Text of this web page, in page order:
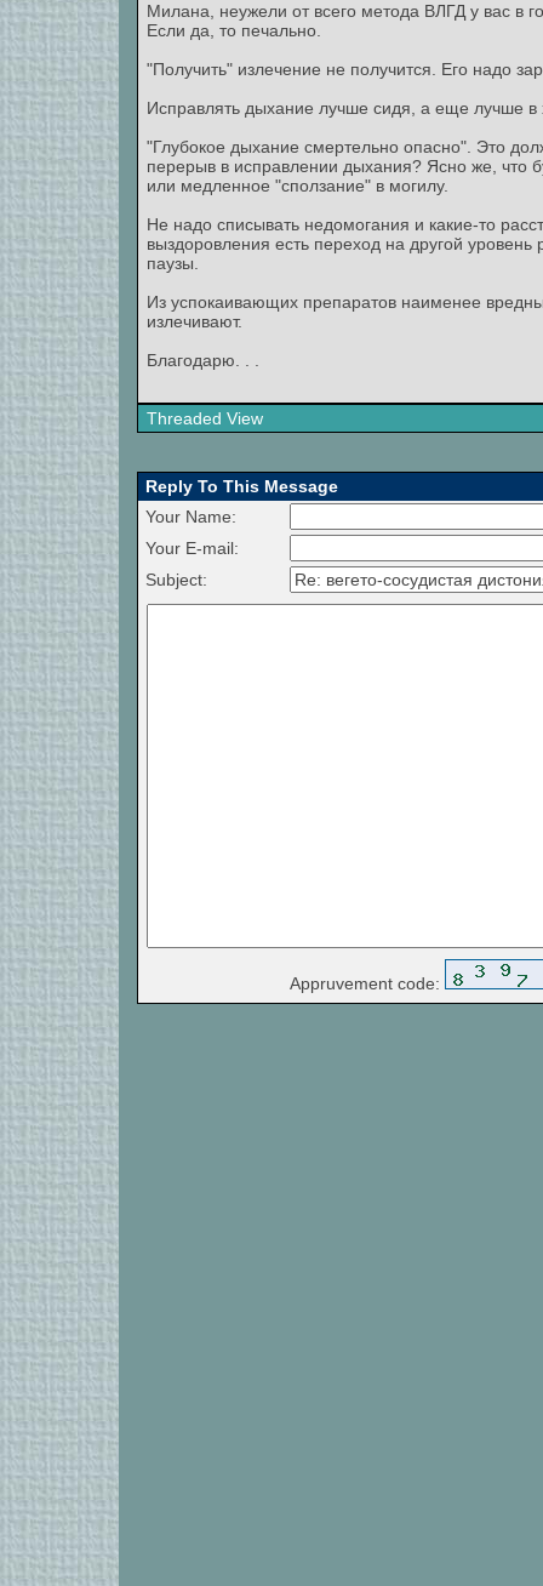
Милана, неужели от всего метода ВЛГД у вас в
Если да, то печально.
"Получить" излечение не получится. Его надо
Исправлять дыхание лучше сидя, а еще лучше
"Глубокое дыхание смертельно опасно". Это
перерыв в исправлении дыхания? Ясно же, что
или медленное "сползание" в могилу.
Не надо списывать недомогания и какие-то
выздоровления есть переход на другой
паузы.
Из успокаивающих препаратов наименее
излечивают.
Благодарю. . .
Threaded View
Reply To This Message
Your Name:
Your E-mail:
Subject:
Appruvement code: